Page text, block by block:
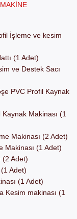
İşleme ve kesim
(1 Adet)
ve Destek Sacı
PVC Profil Kaynak
Makinası (1
Makinası (2 Adet)
Makinası (1 Adet)
(2 Adet)
Adet)
(1 Adet)
Kesim makinası (1